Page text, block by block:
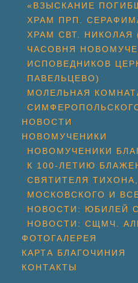
«ВЗЫСКАНИЕ
ХРАМ ПРП.
ХРАМ СВТ. НИКОЛАЯ
ЧАСОВНЯ
ИСПОВЕДНИКОВ
ПАВЕЛЬЦЕВО)
МОЛЕЛЬНАЯ
НОВОСТИ
НОВОМУЧЕНИКИ
НОВОМУЧЕНИКИ
К 100-ЛЕТИЮ
СВЯТИТЕЛЯ
МОСКОВСКОГО И
НОВОСТИ: ЮБИЛЕЙ
НОВОСТИ: СЩМЧ.
ФОТОГАЛЕРЕЯ
КАРТА БЛАГОЧИНИЯ
КОНТАКТЫ